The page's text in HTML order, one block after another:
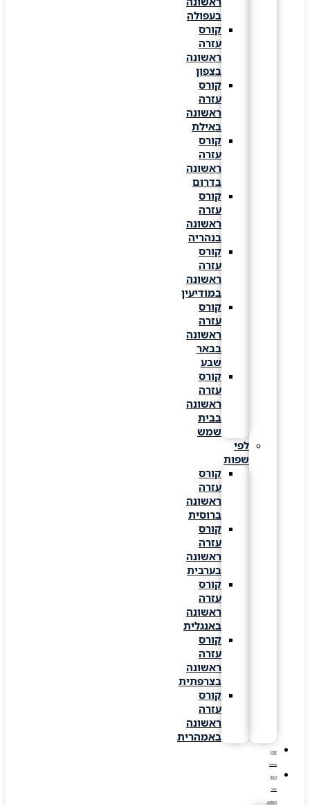
בעפולה
קורס
עזרה
ראשונה
בצפון
קורס
עזרה
ראשונה
באילת
קורס
עזרה
ראשונה
בדרום
קורס
עזרה
ראשונה
בנהריה
קורס
עזרה
ראשונה
במודיעין
קורס
עזרה
ראשונה
בבאר
קורס
עזרה
ראשונה
בבית
שמש
לפי
שפות
קורס
עזרה
ראשונה
ברוסית
קורס
עזרה
ראשונה
בערבית
קורס
עזרה
ראשונה
באנגלית
קורס
עזרה
ראשונה
בצרפתית
קורס
עזרה
ראשונה
באמהרית